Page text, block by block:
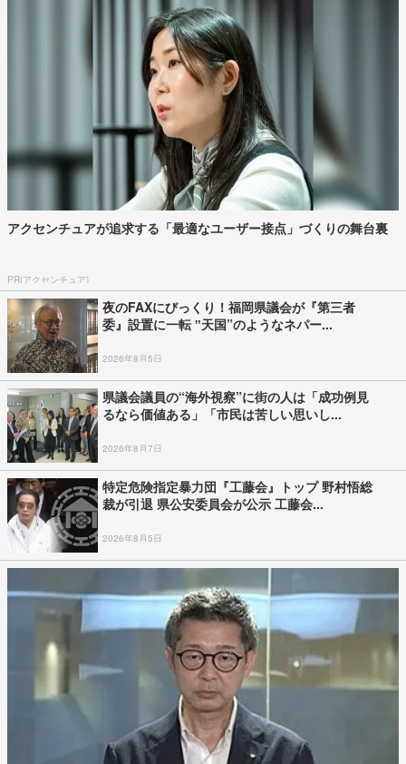
アクセンチュアが追求する「最適なユーザー接点」づくりの舞台裏
PR(アクセンチュア)
夜のFAXにびっくり！福岡県議会が『第三者
委』設置に一転 ‟天国”のようなネパー...
2026年8月5日
県議会議員の“海外視察”に街の人は「成功例見
るなら価値ある」「市民は苦しい思いし...
2026年8月7日
特定危険指定暴力団『工藤会』トップ 野村悟総
裁が引退 県公安委員会が公示 工藤会...
2026年8月5日